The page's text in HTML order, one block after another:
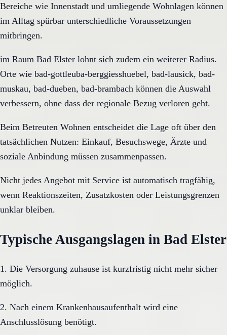
Bereiche wie Innenstadt und umliegende Wohnlagen können
im Alltag spürbar unterschiedliche Voraussetzungen
mitbringen.
im Raum Bad Elster lohnt sich zudem ein weiterer Radius.
Orte wie bad-gottleuba-berggiesshuebel, bad-lausick, bad-
muskau, bad-dueben, bad-brambach können die Auswahl
verbessern, ohne dass der regionale Bezug verloren geht.
Beim Betreuten Wohnen entscheidet die Lage oft über den
tatsächlichen Nutzen: Einkauf, Besuchswege, Ärzte und
soziale Anbindung müssen zusammenpassen.
Nicht jedes Angebot mit Service ist automatisch tragfähig,
wenn Reaktionszeiten, Zusatzkosten oder Leistungsgrenzen
unklar bleiben.
Typische Ausgangslagen in Bad Elster
1. Die Versorgung zuhause ist kurzfristig nicht mehr sicher
möglich.
2. Nach einem Krankenhausaufenthalt wird eine
Anschlusslösung benötigt.